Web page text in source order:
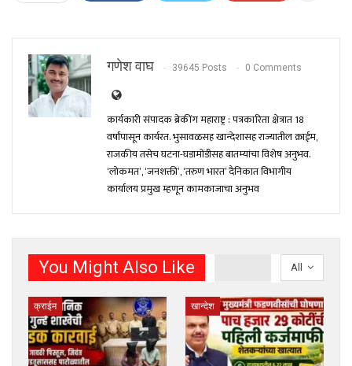
गणेश वाघ 39645 Posts 0 Comments
कार्यकारी संपादक ब्रेकींग महाराष्ट्र : पत्रकारिता क्षेत्रात 18
वर्षांपासून कार्यरत. भुसावळसह खान्देशासह राज्यातील क्राईम,
राजकीय तसेच घटना-घडामोंडीसह बातम्यांचा विशेष अनुभव.
‘लोकमत’, ‘जनशक्ती’, ‘तरुण भारत’ दैनिकात विभागीय
कार्यालय प्रमुख म्हणून कामकाजाचा अनुभव
All
You Might Also Like
क्राईम खान्देश